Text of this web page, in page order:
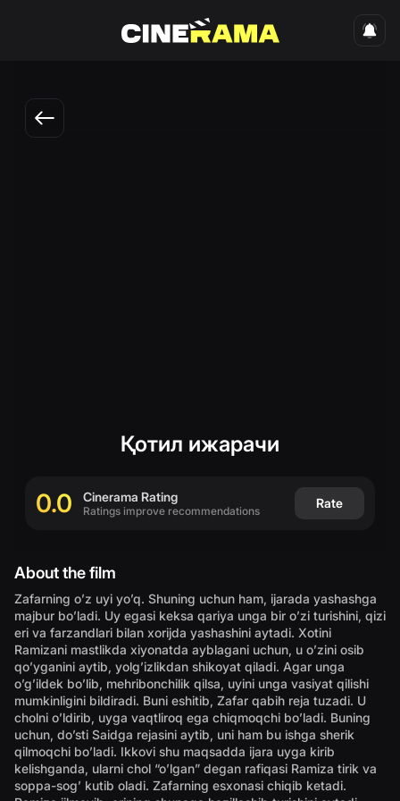
Қотил ижарачи
0.0 Cinerama Rating
Ratings improve recommendations
Rate
About the film
Zafarning oʼz uyi yoʼq. Shuning uchun ham, ijarada yashashga
majbur boʼladi. Uy egasi keksa qariya unga bir oʼzi turishini, qizi
eri va farzandlari bilan xorijda yashashini aytadi. Xotini
Ramizani mastlikda xiyonatda ayblagani uchun, u oʼzini osib
qoʼyganini aytib, yolgʼizlikdan shikoyat qiladi. Аgar unga
oʼgʼildek boʼlib, mehribonchilik qilsa, uyini unga vasiyat qilishi
mumkinligini bildiradi. Buni eshitib, Zafar qabih reja tuzadi. U
cholni oʼldirib, uyga vaqtliroq ega chiqmoqchi boʼladi. Buning
uchun, doʼsti Saidga rejasini aytib, uni ham bu ishga sherik
qilmoqchi boʼladi. Ikkovi shu maqsadda ijara uyga kirib
kelishganda, ularni chol “oʼlgan” degan rafiqasi Ramiza tirik va
soppa-sogʼ kutib oladi. Zafarning esxonasi chiqib ketadi.